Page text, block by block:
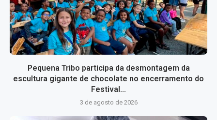
Pequena Tribo participa da desmontagem da
escultura gigante de chocolate no encerramento do
Festival...
3 de agosto de 2026